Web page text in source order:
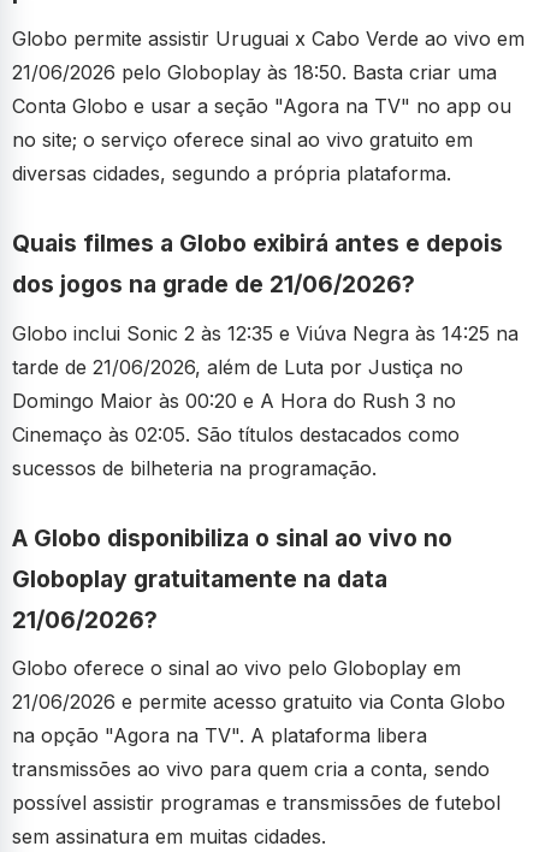
Globo permite assistir Uruguai x Cabo Verde ao vivo em
21/06/2026 pelo Globoplay às 18:50. Basta criar uma
Conta Globo e usar a seção "Agora na TV" no app ou
no site; o serviço oferece sinal ao vivo gratuito em
diversas cidades, segundo a própria plataforma.
Quais filmes a Globo exibirá antes e depois
dos jogos na grade de 21/06/2026?
Globo inclui Sonic 2 às 12:35 e Viúva Negra às 14:25 na
tarde de 21/06/2026, além de Luta por Justiça no
Domingo Maior às 00:20 e A Hora do Rush 3 no
Cinemaço às 02:05. São títulos destacados como
sucessos de bilheteria na programação.
A Globo disponibiliza o sinal ao vivo no
Globoplay gratuitamente na data
21/06/2026?
Globo oferece o sinal ao vivo pelo Globoplay em
21/06/2026 e permite acesso gratuito via Conta Globo
na opção "Agora na TV". A plataforma libera
transmissões ao vivo para quem cria a conta, sendo
possível assistir programas e transmissões de futebol
sem assinatura em muitas cidades.